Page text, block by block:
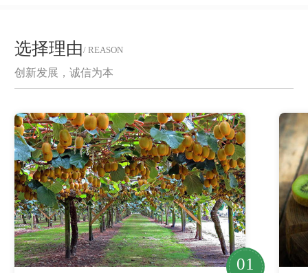
选择理由/ REASON
创新发展，诚信为本
01